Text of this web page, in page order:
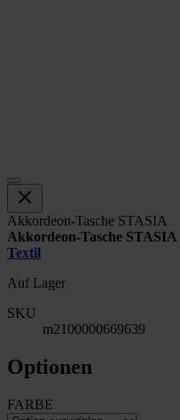
Akkordeon-Tasche STASIA
Akkordeon‑Tasche STASIA
Textil
Auf Lager
SKU
m2100000669639
Optionen
FARBE